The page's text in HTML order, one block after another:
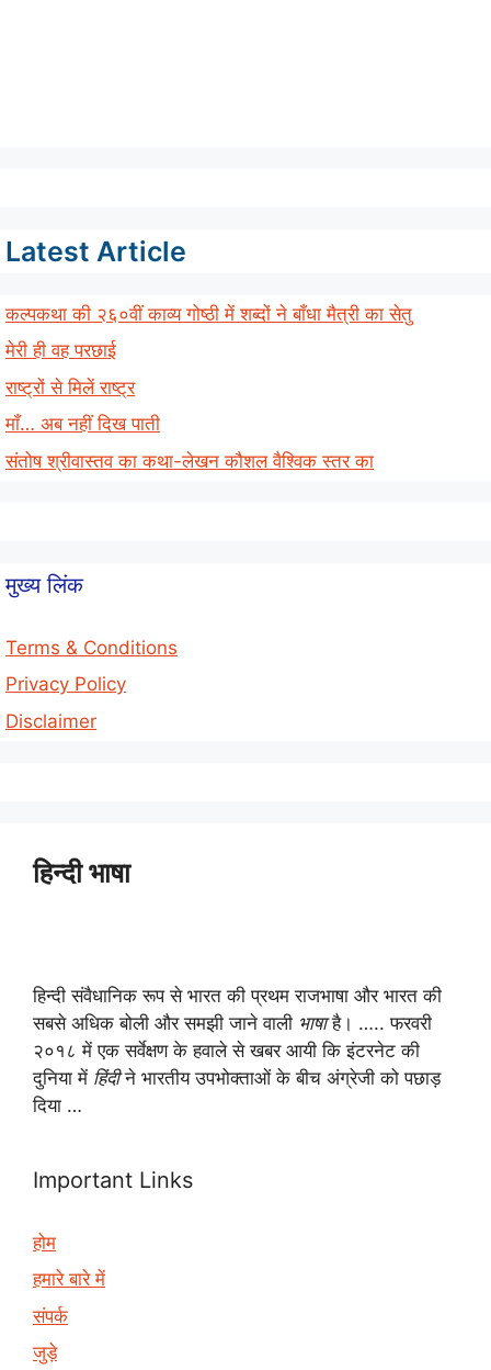
Latest Article
कल्पकथा की २६०वीं काव्य गोष्ठी में शब्दों ने बाँधा मैत्री का सेतु
मेरी ही वह परछाई
राष्ट्रों से मिलें राष्ट्र
माँ… अब नहीं दिख पाती
संतोष श्रीवास्तव का कथा-लेखन कौशल वैश्विक स्तर का
मुख्य लिंक
Terms & Conditions
Privacy Policy
Disclaimer
हिन्दी भाषा
हिन्दी संवैधानिक रूप से भारत की प्रथम राजभाषा और भारत की
सबसे अधिक बोली और समझी जाने वाली भाषाहै। ….. फरवरी
२०१८ में एक सर्वेक्षण के हवाले से खबर आयी कि इंटरनेट की
दुनिया में हिंदीने भारतीय उपभोक्ताओं के बीच अंग्रेजी को पछाड़
दिया …
Important Links
होम
हमारे बारे में
संपर्क
जुड़े